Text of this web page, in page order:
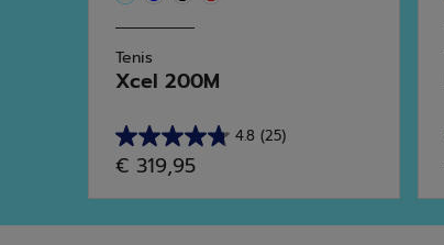
Tenis
Xcel 200M
4.8 (25)
4.8
de
5
estrellas.
€ 319,95